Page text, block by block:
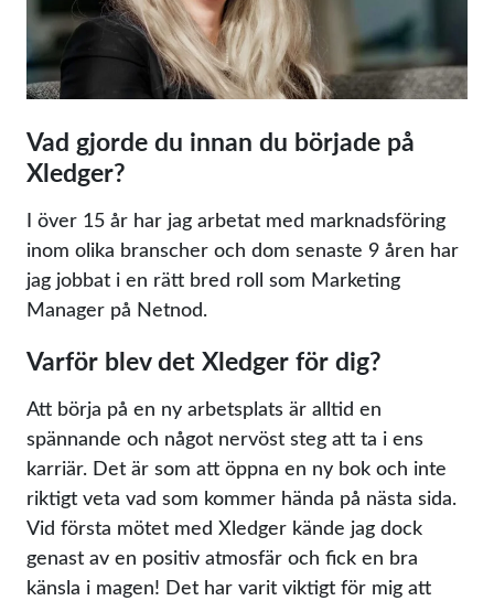
Vad gjorde du innan du började på
Xledger?
I över 15 år har jag arbetat med marknadsföring
inom olika branscher och dom senaste 9 åren har
jag jobbat i en rätt bred roll som Marketing
Manager på Netnod.
Varför blev det Xledger för dig?
Att börja på en ny arbetsplats är alltid en
spännande och något nervöst steg att ta i ens
karriär. Det är som att öppna en ny bok och inte
riktigt veta vad som kommer hända på nästa sida.
Vid första mötet med Xledger kände jag dock
genast av en positiv atmosfär och fick en bra
känsla i magen! Det har varit viktigt för mig att